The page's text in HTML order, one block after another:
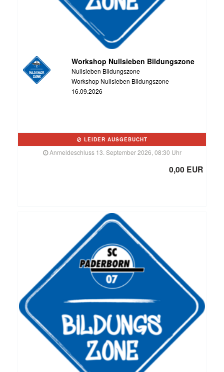
Workshop Nullsieben Bildungszone
Nullsieben Bildungszone
Workshop Nullsieben Bildungszone
16.09.2026
LEIDER AUSGEBUCHT
Anmeldeschluss 13. September 2026, 08:30 Uhr
0,00 EUR